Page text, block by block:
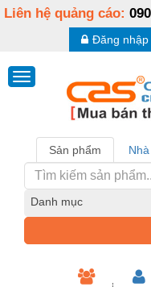
Liên hệ quảng cáo:
Đăng nhập
Sản phẩm
Danh mục